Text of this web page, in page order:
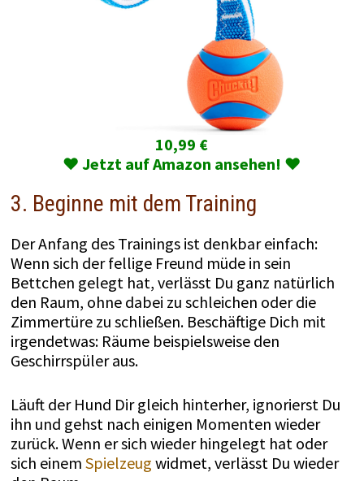
10,99 €
♥️ Jetzt auf Amazon ansehen! ♥️
3. Beginne mit dem Training
Der Anfang des Trainings ist denkbar einfach:
Wenn sich der fellige Freund müde in sein
Bettchen gelegt hat, verlässt Du ganz natürlich
den Raum, ohne dabei zu schleichen oder die
Zimmertüre zu schließen. Beschäftige Dich mit
irgendetwas: Räume beispielsweise den
Geschirrspüler aus.
Läuft der Hund Dir gleich hinterher, ignorierst Du
ihn und gehst nach einigen Momenten wieder
zurück. Wenn er sich wieder hingelegt hat oder
sich einem Spielzeug widmet, verlässt Du wieder